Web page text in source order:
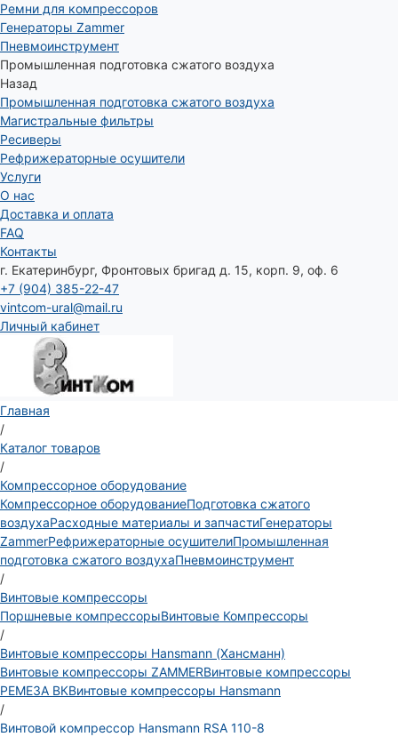
Ремни для компрессоров
Генераторы Zammer
Пневмоинструмент
Промышленная подготовка сжатого воздуха
Назад
Промышленная подготовка сжатого воздуха
Магистральные фильтры
Ресиверы
Рефрижераторные осушители
Услуги
О нас
Доставка и оплата
FAQ
Контакты
г. Екатеринбург, Фронтовых бригад д. 15, корп. 9, оф. 6
+7 (904) 385-22-47
vintcom-ural@mail.ru
Личный кабинет
Главная
/
Каталог товаров
/
Компрессорное оборудование
Компрессорное оборудованиеПодготовка сжатого
воздухаРасходные материалы и запчастиГенераторы
ZammerРефрижераторные осушителиПромышленная
подготовка сжатого воздухаПневмоинструмент
/
Винтовые компрессоры
Поршневые компрессорыВинтовые Компрессоры
/
Винтовые компрессоры Hansmann (Хансманн)
Винтовые компрессоры ZAMMERВинтовые компрессоры
РЕМЕЗА ВКВинтовые компрессоры Hansmann
/
Винтовой компрессор Hansmann RSA 110-8